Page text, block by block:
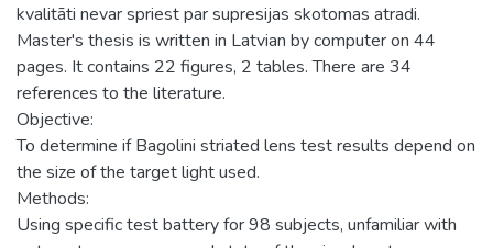
kvalitāti nevar spriest par supresijas skotomas atradi.
Master's thesis is written in Latvian by computer on 44
pages. It contains 22 figures, 2 tables. There are 34
references to the literature.
Objective:
To determine if Bagolini striated lens test results depend on
the size of the target light used.
Methods:
Using specific test battery for 98 subjects, unfamiliar with